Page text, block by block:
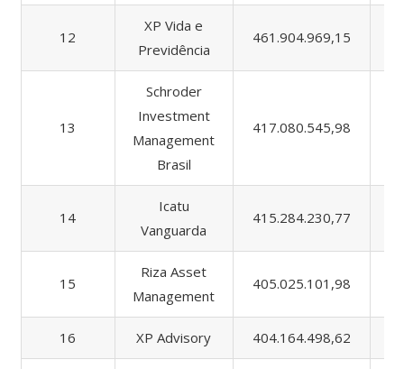
12
XP Vida e
Previdência
461.904.969,15
13
Schroder
Investment
Management
Brasil
417.080.545,98
14
Icatu
Vanguarda
415.284.230,77
15
Riza Asset
Management
405.025.101,98
16 XP Advisory 404.164.498,62